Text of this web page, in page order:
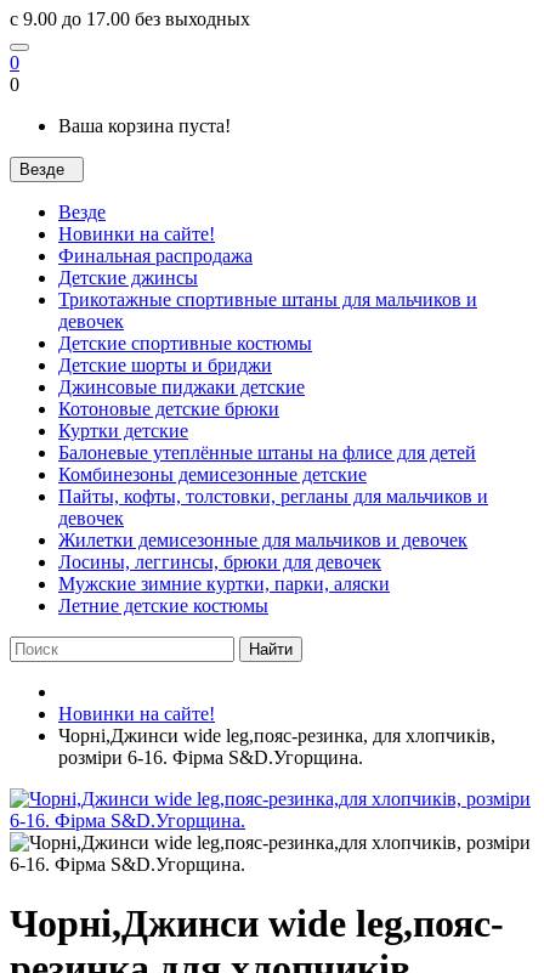
c 9.00 до 17.00 без выходных
0
0
Ваша корзина пуста!
Везде
Везде
Новинки на сайте!
Финальная распродажа
Детские джинсы
Трикотажные спортивные штаны для мальчиков и
девочек
Детские спортивные костюмы
Детские шорты и бриджи
Джинсовые пиджаки детские
Котоновые детские брюки
Куртки детские
Балоневые утеплённые штаны на флисе для детей
Комбинезоны демисезонные детские
Пайты, кофты, толстовки, регланы для мальчиков и
девочек
Жилетки демисезонные для мальчиков и девочек
Лосины, леггинсы, брюки для девочек
Мужские зимние куртки, парки, аляски
Летние детские костюмы
Найти
Новинки на сайте!
Чорні,Джинси wide leg,пояс-резинка, для хлопчиків,
розміри 6-16. Фірма S&D.Угорщина.
Чорні,Джинси wide leg,пояс-